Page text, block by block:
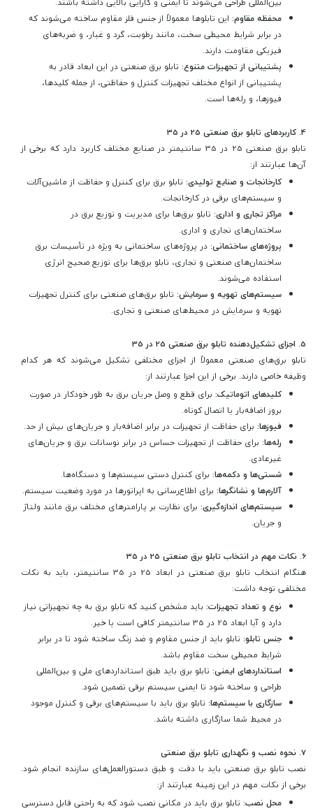
محفظه مقاوم: این تابلوها معمولاً از جنس فلز مقاوم ساخته می‌شوند که
در برابر شرایط محیطی سخت، مانند رطوبت، گرد و غبار، و ضربه‌های
فیزیکی مقاومت دارند.
پشتیبانی از تجهیزات متنوع: تابلو برق صنعتی در این ابعاد قادر به
پشتیبانی از انواع مختلف تجهیزات کنترل و حفاظتی، از جمله کلیدها،
فیوزها، و رله‌ها است.
4. کاربردهای تابلو برق صنعتی 25 در 35
تابلو برق صنعتی 25 در 35 سانتیمتر در صنایع مختلف کاربرد دارد که برخی از
آن‌ها عبارتند از:
کارخانجات و صنایع تولیدی: تابلو برق برای کنترل و حفاظت از ماشین‌آلات
و سیستم‌های برقی در کارخانجات.
مراکز تجاری و اداری: تابلو برق‌ها برای مدیریت و توزیع برق در
ساختمان‌های تجاری و اداری.
پروژه‌های ساختمانی: در پروژه‌های ساختمانی به ویژه در تأسیسات برق
ساختمان‌های صنعتی و تجاری، تابلو برق‌ها برای توزیع صحیح انرژی
استفاده می‌شوند.
سیستم‌های تهویه و سرمایش: تابلو برق‌های صنعتی برای کنترل تجهیزات
تهویه و سرمایش در محیط‌های صنعتی و تجاری.
5. اجزای تشکیل‌دهنده تابلو برق صنعتی 25 در 35
تابلو برق‌های صنعتی معمولاً از اجزای مختلفی تشکیل می‌شوند که هر کدام
وظیفه خاصی دارند. برخی از این اجزا عبارتند از:
کلیدهای اتوماتیک: برای قطع و وصل جریان برق به طور خودکار در صورت
بروز اضافه‌بار یا اتصال کوتاه.
فیوزها: برای حفاظت از تجهیزات در برابر اضافه‌بار و جریان‌های بیش از حد.
رله‌ها: برای حفاظت از تجهیزات حساس در برابر نوسانات برق و جریان‌های
غیرعادی.
شستی‌ها و دکمه‌ها: برای کنترل دستی سیستم‌ها و دستگاه‌ها.
آلارم‌ها و نشانگرها: برای اطلاع‌رسانی به اپراتورها در مورد وضعیت سیستم.
سیستم‌های اندازه‌گیری: برای نظارت بر پارامترهای مختلف برق مانند ولتاژ
و جریان.
6. نکات مهم در انتخاب تابلو برق صنعتی 25 در 35
هنگام انتخاب تابلو برق صنعتی در ابعاد 25 در 35 سانتیمتر، باید به نکات
مختلفی توجه داشت:
نوع و تعداد تجهیزات: باید مشخص کنید که تابلو برق به چه تجهیزاتی نیاز
دارد و آیا ابعاد 25 در 35 سانتیمتر کافی است یا خیر.
جنس تابلو: تابلو باید از جنس مقاوم و ضد زنگ ساخته شود تا در برابر
شرایط محیطی سخت مقاوم باشد.
استانداردهای ایمنی: تابلو برق باید طبق استانداردهای ملی و بین‌المللی
طراحی و ساخته شود تا ایمنی سیستم برقی تضمین شود.
سازگاری با سیستم‌ها: تابلو برق باید با سیستم‌های برقی و کنترل موجود
در محیط شما سازگاری داشته باشد.
7. نحوه نصب و نگهداری تابلو برق صنعتی
نصب تابلو برق صنعتی باید با دقت و طبق دستورالعمل‌های سازنده انجام شود.
برخی از نکات مهم در این زمینه عبارتند از:
محل نصب: تابلو برق باید در مکانی نصب شود که به راحتی قابل دسترسی